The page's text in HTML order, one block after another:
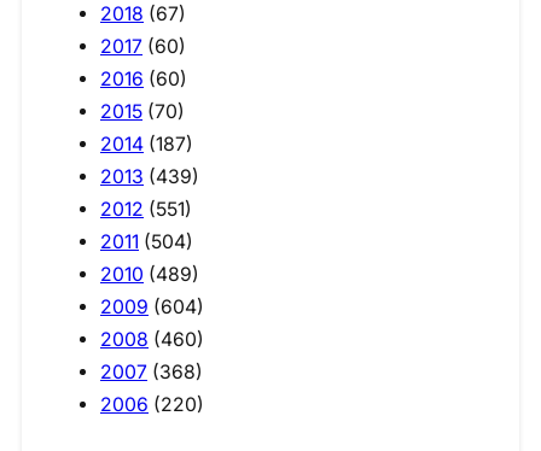
2018 (67)
2017 (60)
2016 (60)
2015 (70)
2014 (187)
2013 (439)
2012 (551)
2011 (504)
2010 (489)
2009 (604)
2008 (460)
2007 (368)
2006 (220)